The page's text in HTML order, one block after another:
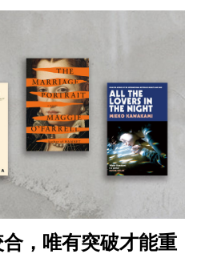
，唯有突破才能重